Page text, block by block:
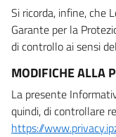
Si ricorda, infine, che
Garante per la
di controllo ai sensi
MODIFICHE ALLA
La presente
quindi, di controllare
https://